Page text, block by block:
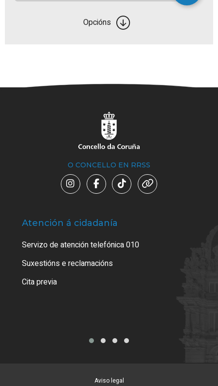
Opcións
O CONCELLO EN RRSS
Atención á cidadanía
Servizo de atención telefónica 010
Suxestións e reclamacións
Cita previa
Aviso legal